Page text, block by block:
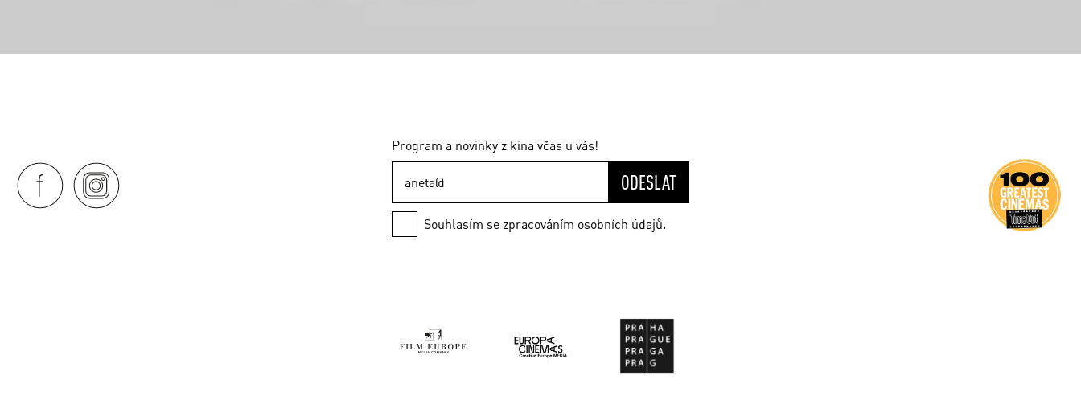
Program a novinky z kina včas u vás!
ODESLAT
Souhlasím se zpracováním osobních údajů.